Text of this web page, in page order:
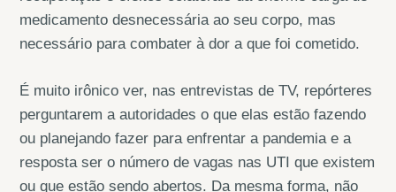
medicamento desnecessária ao seu corpo, mas
necessário para combater à dor a que foi cometido.
É muito irônico ver, nas entrevistas de TV, repórteres
perguntarem a autoridades o que elas estão fazendo
ou planejando fazer para enfrentar a pandemia e a
resposta ser o número de vagas nas UTI que existem
ou que estão sendo abertos. Da mesma forma, não